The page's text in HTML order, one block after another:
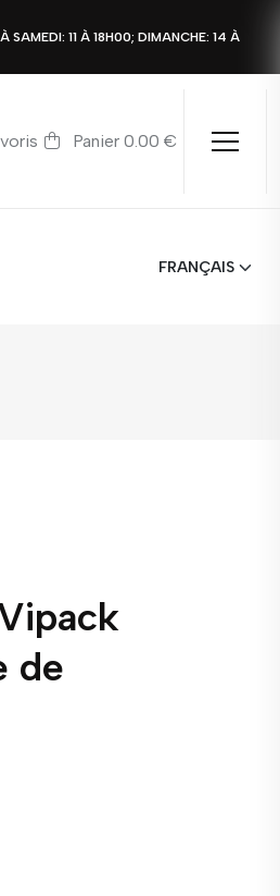
SAMEDI: 11 À 18H00; DIMANCHE: 14 À
Panier 0.00 €
de